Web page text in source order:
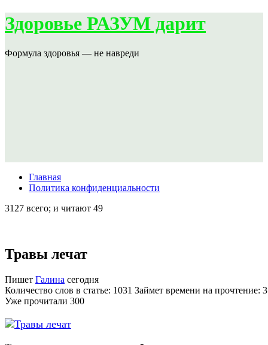
Здоровье РАЗУМ дарит
Формула здоровья — не навреди
Главная
Политика конфиденциальности
3127 всего; и читают 49
Травы лечат
Пишет Галина сегодня
Количество слов в статье: 1031 Займет времени на прочтение:
Уже прочитали 300